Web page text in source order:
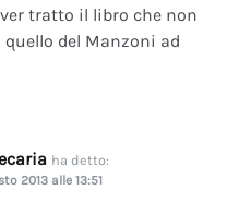
tratto il libro che non
del Manzoni ad
ha detto:
2013 alle 13:51